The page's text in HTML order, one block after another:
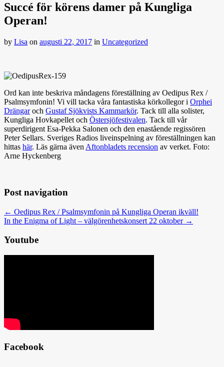
Succé för körens damer på Kungliga
Operan!
by Lisa on augusti 22, 2017 in Uncategorized
Ord kan inte beskriva måndagens föreställning av Oedipus Rex /
Psalmsymfonin! Vi vill tacka våra fantastiska körkollegor i Orphei
Drängaroch Gustaf Sjökvists Kammarkör. Tack till alla solister,
Kungliga Hovkapellet och Östersjöfestivalen. Tack till vår
superdirigent Esa-Pekka Salonen och den enastående regissören
Peter Sellars. Sveriges Radios liveinspelning av föreställningen kan
hittas här. Läs gärna även Aftonbladets recension av verket. Foto:
Arne Hyckenberg
Post navigation
← Oedipus Rex / Psalmsymfonin på Kungliga Operan ikväll!
In the Enigma of Light – välgörenhetskonsert 22 oktober →
Youtube
Facebook